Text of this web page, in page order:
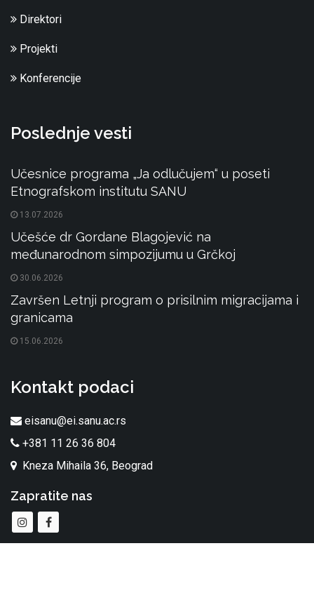
Direktori
Projekti
Konferencije
Poslednje vesti
Učesnice programa „Ja odlučujem“ u poseti
Etnografskom institutu SANU
13.07.2026
Učešće dr Gordane Blagojević na
međunarodnom simpozijumu u Grčkoj
30.06.2026
Završen Letnji program o prisilnim migracijama i
granicama
15.06.2026
Kontakt podaci
eisanu@ei.sanu.ac.rs
+381 11 26 36 804
Kneza Mihaila 36, Beograd
Zapratite nas